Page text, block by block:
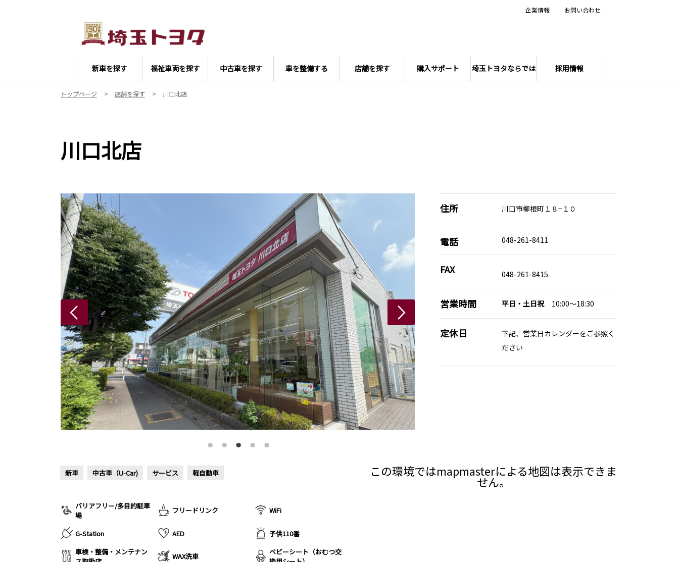
新車を探す 福祉車両を探す 中古車を探す 車を整備する 店舗を探す 購入サポート 埼玉トヨタならでは 採用情報
企業情報 お問い合わせ
トップページ 店舗を探す 川口北店
川口北店
住所 川口市柳根町１８−１０
電話 048-261-8411
FAX 048-261-8415
営業時間 平日・土日祝 10:00～18:30
定休日
下記、営業日カレンダーをご参照く
ださい
新車 中古車（U-Car) サービス 軽自動車
バリアフリー/多目的駐車
場
フリードリンク WiFi
G-Station AED
子供110番
車検・整備・メンテナン
WAX洗車
ベビーシート（おむつ交
この環境ではmapmasterによる地図は表示できま
せん。